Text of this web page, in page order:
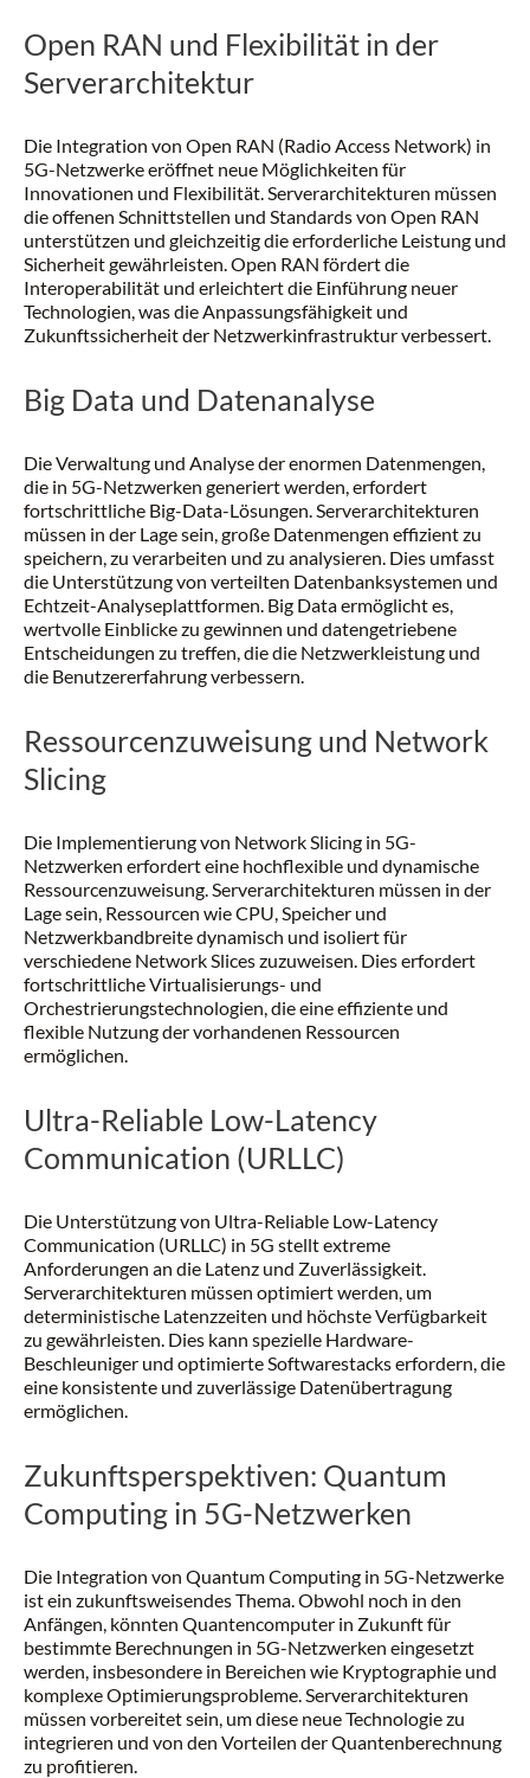
Open RAN und Flexibilität in der
Serverarchitektur
Die Integration von Open RAN (Radio Access Network) in
5G-Netzwerke eröffnet neue Möglichkeiten für
Innovationen und Flexibilität. Serverarchitekturen müssen
die offenen Schnittstellen und Standards von Open RAN
unterstützen und gleichzeitig die erforderliche Leistung und
Sicherheit gewährleisten. Open RAN fördert die
Interoperabilität und erleichtert die Einführung neuer
Technologien, was die Anpassungsfähigkeit und
Zukunftssicherheit der Netzwerkinfrastruktur verbessert.
Big Data und Datenanalyse
Die Verwaltung und Analyse der enormen Datenmengen,
die in 5G-Netzwerken generiert werden, erfordert
fortschrittliche Big-Data-Lösungen. Serverarchitekturen
müssen in der Lage sein, große Datenmengen effizient zu
speichern, zu verarbeiten und zu analysieren. Dies umfasst
die Unterstützung von verteilten Datenbanksystemen und
Echtzeit-Analyseplattformen. Big Data ermöglicht es,
wertvolle Einblicke zu gewinnen und datengetriebene
Entscheidungen zu treffen, die die Netzwerkleistung und
die Benutzererfahrung verbessern.
Ressourcenzuweisung und Network
Slicing
Die Implementierung von Network Slicing in 5G-
Netzwerken erfordert eine hochflexible und dynamische
Ressourcenzuweisung. Serverarchitekturen müssen in der
Lage sein, Ressourcen wie CPU, Speicher und
Netzwerkbandbreite dynamisch und isoliert für
verschiedene Network Slices zuzuweisen. Dies erfordert
fortschrittliche Virtualisierungs- und
Orchestrierungstechnologien, die eine effiziente und
flexible Nutzung der vorhandenen Ressourcen
ermöglichen.
Ultra-Reliable Low-Latency
Communication (URLLC)
Die Unterstützung von Ultra-Reliable Low-Latency
Communication (URLLC) in 5G stellt extreme
Anforderungen an die Latenz und Zuverlässigkeit.
Serverarchitekturen müssen optimiert werden, um
deterministische Latenzzeiten und höchste Verfügbarkeit
zu gewährleisten. Dies kann spezielle Hardware-
Beschleuniger und optimierte Softwarestacks erfordern, die
eine konsistente und zuverlässige Datenübertragung
ermöglichen.
Zukunftsperspektiven: Quantum
Computing in 5G-Netzwerken
Die Integration von Quantum Computing in 5G-Netzwerke
ist ein zukunftsweisendes Thema. Obwohl noch in den
Anfängen, könnten Quantencomputer in Zukunft für
bestimmte Berechnungen in 5G-Netzwerken eingesetzt
werden, insbesondere in Bereichen wie Kryptographie und
komplexe Optimierungsprobleme. Serverarchitekturen
müssen vorbereitet sein, um diese neue Technologie zu
integrieren und von den Vorteilen der Quantenberechnung
zu profitieren.